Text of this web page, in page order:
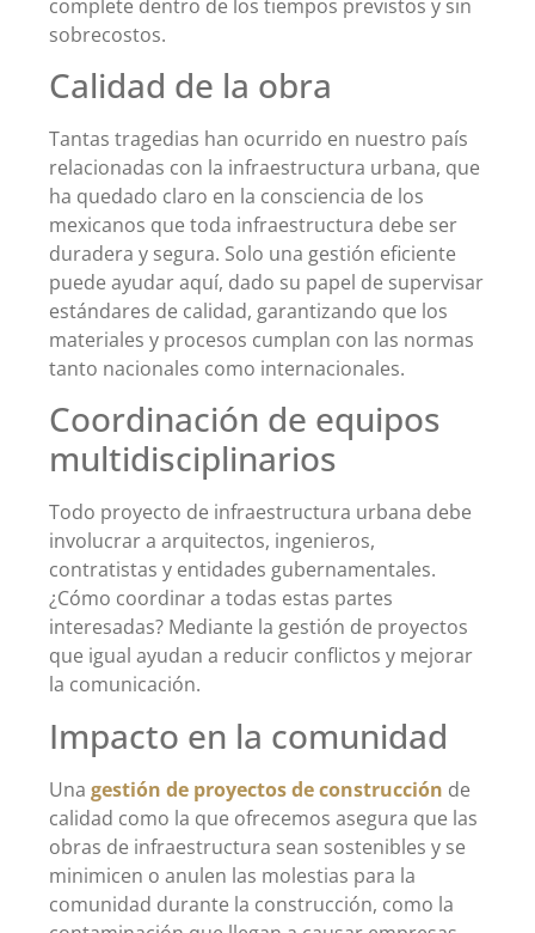
complete dentro de los tiempos previstos y sin
sobrecostos.
Calidad de la obra
Tantas tragedias han ocurrido en nuestro país
relacionadas con la infraestructura urbana, que
ha quedado claro en la consciencia de los
mexicanos que toda infraestructura debe ser
duradera y segura. Solo una gestión eficiente
puede ayudar aquí, dado su papel de supervisar
estándares de calidad, garantizando que los
materiales y procesos cumplan con las normas
tanto nacionales como internacionales.
Coordinación de equipos
multidisciplinarios
Todo proyecto de infraestructura urbana debe
involucrar a arquitectos, ingenieros,
contratistas y entidades gubernamentales.
¿Cómo coordinar a todas estas partes
interesadas? Mediante la gestión de proyectos
que igual ayudan a reducir conflictos y mejorar
la comunicación.
Impacto en la comunidad
Una gestión de proyectos de construcción de
calidad como la que ofrecemos asegura que las
obras de infraestructura sean sostenibles y se
minimicen o anulen las molestias para la
comunidad durante la construcción, como la